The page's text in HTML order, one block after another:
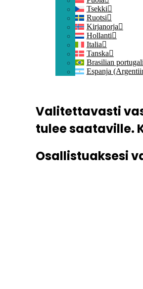
Tsekki
Ruotsi
Kirjanorja
Hollanti
Italia
Tanska
Brasilian portugali
Espanja
Valitettavasti
tulee saataville.
Osallistuaksesi